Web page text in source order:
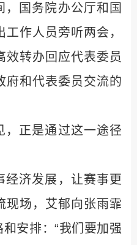
，国务院办公厅和国
作人员旁听两会，
效转办回应代表委员
府和代表委员交流的
，正是通过这一途径
经济发展，让赛事更
现场，艾郁向张雨霏
安排：“我们要加强